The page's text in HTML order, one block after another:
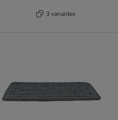
3 variantes